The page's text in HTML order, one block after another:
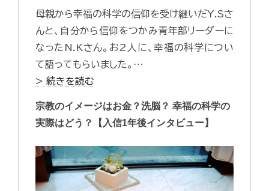
母親から幸福の科学の信仰を受け継いだY.Sさ
んと、自分から信仰をつかみ青年部リーダーに
なったN.Kさん。お2人に、幸福の科学につい
て語ってもらいました。…
> 続きを読む
宗教のイメージはお金？洗脳？ 幸福の科学の
実際はどう？【入信1年後インタビュー】